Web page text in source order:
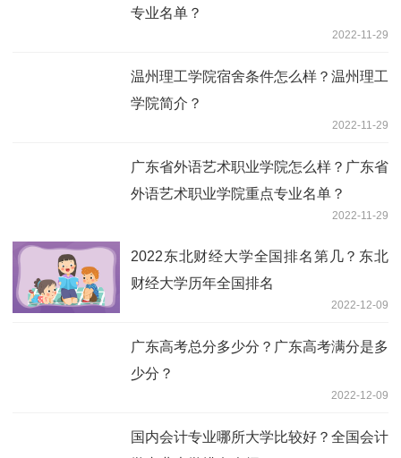
专业名单？
2022-11-29
温州理工学院宿舍条件怎么样？温州理工
学院简介？
2022-11-29
广东省外语艺术职业学院怎么样？广东省
外语艺术职业学院重点专业名单？
2022-11-29
2022东北财经大学全国排名第几？东北
财经大学历年全国排名
2022-12-09
广东高考总分多少分？广东高考满分是多
少分？
2022-12-09
国内会计专业哪所大学比较好？全国会计